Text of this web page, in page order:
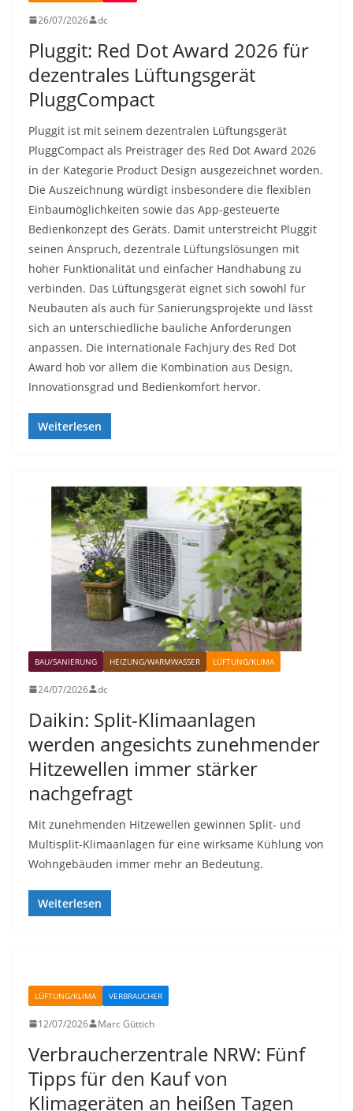
26/07/2026 dc
Pluggit: Red Dot Award 2026 für
dezentrales Lüftungsgerät
PluggCompact
Pluggit ist mit seinem dezentralen Lüftungsgerät
PluggCompact als Preisträger des Red Dot Award 2026
in der Kategorie Product Design ausgezeichnet worden.
Die Auszeichnung würdigt insbesondere die flexiblen
Einbaumöglichkeiten sowie das App-gesteuerte
Bedienkonzept des Geräts. Damit unterstreicht Pluggit
seinen Anspruch, dezentrale Lüftungslösungen mit
hoher Funktionalität und einfacher Handhabung zu
verbinden. Das Lüftungsgerät eignet sich sowohl für
Neubauten als auch für Sanierungsprojekte und lässt
sich an unterschiedliche bauliche Anforderungen
anpassen. Die internationale Fachjury des Red Dot
Award hob vor allem die Kombination aus Design,
Innovationsgrad und Bedienkomfort hervor.
Weiterlesen
BAU/SANIERUNG HEIZUNG/WARMWASSER LÜFTUNG/KLIMA
24/07/2026 dc
Daikin: Split-Klimaanlagen
werden angesichts zunehmender
Hitzewellen immer stärker
nachgefragt
Mit zunehmenden Hitzewellen gewinnen Split- und
Multisplit-Klimaanlagen für eine wirksame Kühlung von
Wohngebäuden immer mehr an Bedeutung.
Weiterlesen
LÜFTUNG/KLIMA VERBRAUCHER
12/07/2026 Marc Güttich
Verbraucherzentrale NRW: Fünf
Tipps für den Kauf von
Klimageräten an heißen Tagen